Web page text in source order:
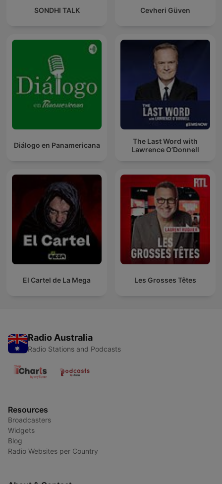
SONDHI TALK Cevheri Güven
Diálogo en Panamericana
The Last Word with
Lawrence O’Donnell
El Cartel de La Mega Les Grosses Têtes
Radio Australia
Radio Stations and Podcasts
Resources
Broadcasters
Widgets
Blog
Radio Websites per Country